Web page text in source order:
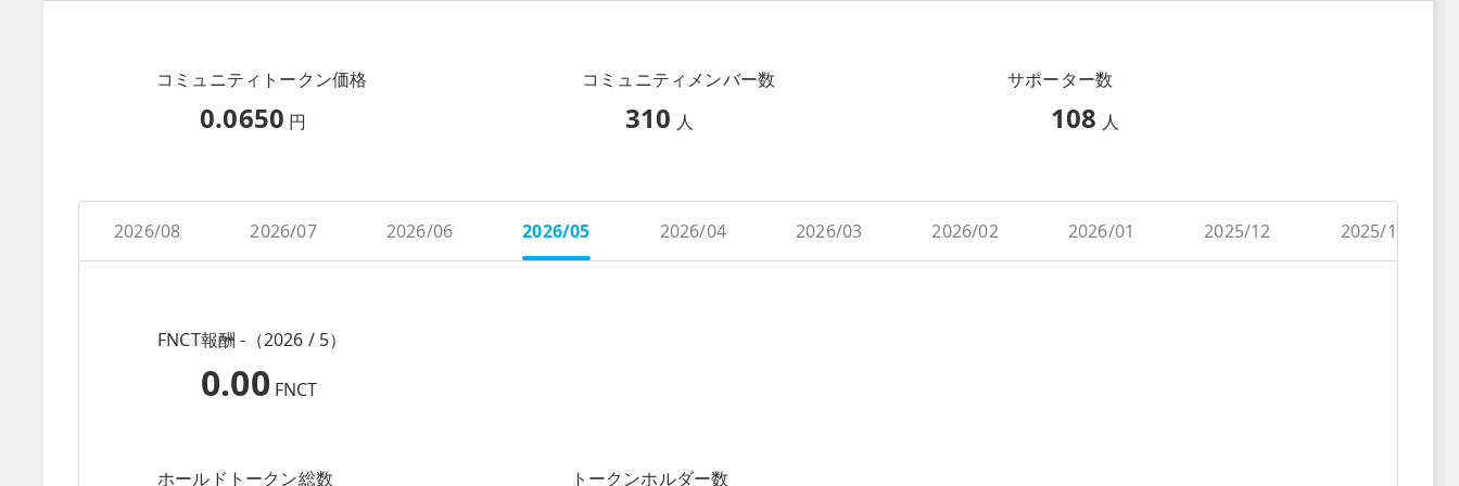
コミュニティトークン価格
0.0650 円
コミュニティメンバー数
310 人
サポーター数
108 人
2026/08 2026/07 2026/06 2026/05 2026/04 2026/03 2026/02 2026/01 2025/12 2025/11
FNCT報酬 -（2026 / 5）
0.00 FNCT
ホールドトークン総数 トークンホルダー数